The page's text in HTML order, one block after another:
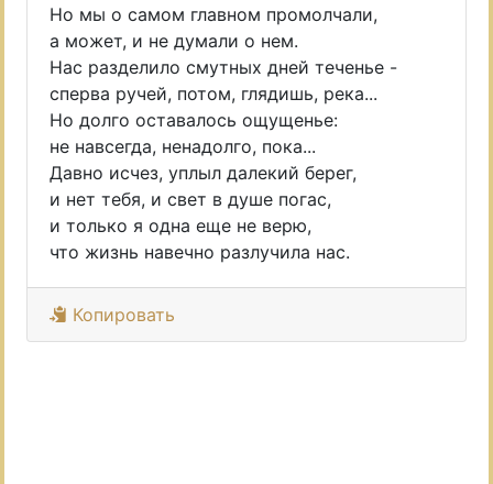
Но мы о самом главном промолчали,
а может, и не думали о нем.
Нас разделило смутных дней теченье -
сперва ручей, потом, глядишь, река...
Но долго оставалось ощущенье:
не навсегда, ненадолго, пока...
Давно исчез, уплыл далекий берег,
и нет тебя, и свет в душе погас,
и только я одна еще не верю,
что жизнь навечно разлучила нас.
Копировать